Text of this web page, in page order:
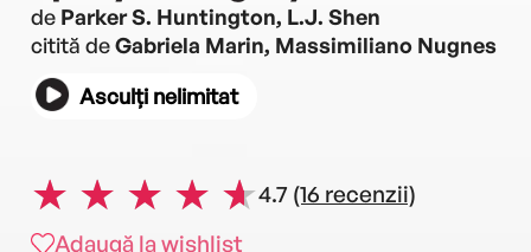
de Parker S. Huntington, L.J. Shen
citită deGabriela Marin, Massimiliano Nugnes
Asculți nelimitat
4.7 (16 recenzii)
Adaugă la wishlist